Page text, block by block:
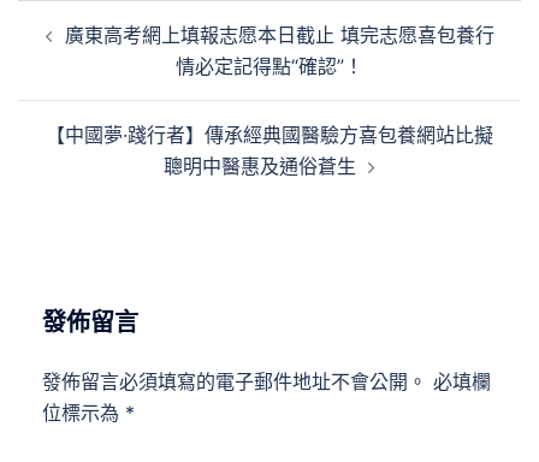
廣東高考網上填報志愿本日截止 填完志愿喜包養行
情必定記得點“確認”！
【中國夢·踐行者】傳承經典國醫驗方喜包養網站比擬
聰明中醫惠及通俗蒼生
發佈留言
發佈留言必須填寫的電子郵件地址不會公開。 必填欄
位標示為 *